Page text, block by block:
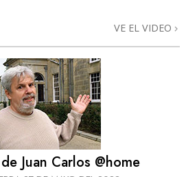
VE EL VIDEO
Juan Carlos @home